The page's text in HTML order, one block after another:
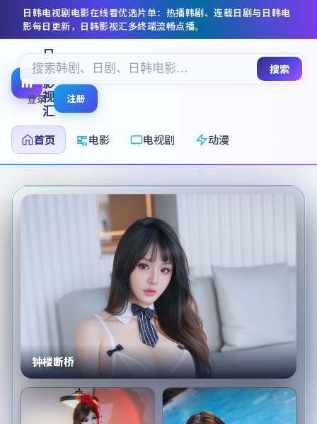
日韩电视剧电影在线看优选片单：热播韩剧、连载日剧与日韩电
影每日更新， 日韩影视汇多终端流畅点播。
日
韩
影
视
汇
首页
电影 电视剧 动漫
搜索
登录 注册
钟楼断桥